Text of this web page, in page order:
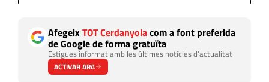
AfegeixTOT Cerdanyolacom a font preferida
de Google de forma gratuïta
Estigues informat amb les últimes notícies d'actualitat
ACTIVAR ARA